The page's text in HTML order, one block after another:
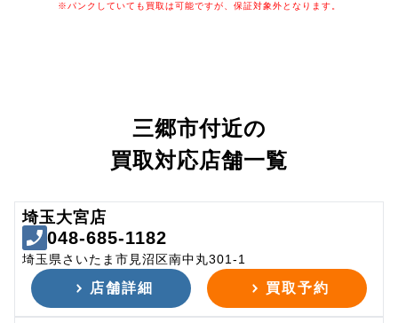
※パンクしていても買取は可能ですが、保証対象外となります。
三郷市付近の
買取対応店舗一覧
埼玉大宮店
048-685-1182
埼玉県さいたま市見沼区南中丸301-1
店舗詳細 買取予約